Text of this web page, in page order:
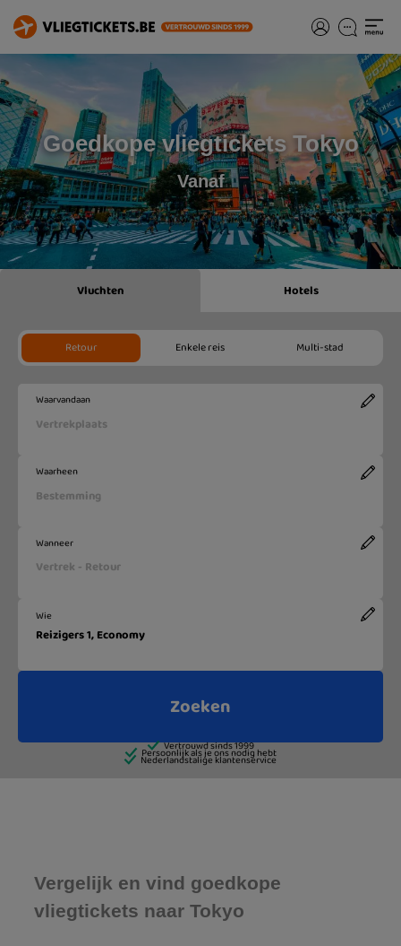
Goedkope vliegtickets Tokyo
Vanaf
Vergelijk en vind goedkope
vliegtickets naar Tokyo